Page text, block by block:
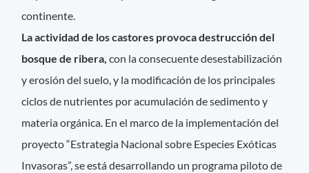
continente.
La actividad de los castores provoca destrucción del
bosque de ribera,con la consecuente desestabilización
y erosión del suelo, y la modificación de los principales
ciclos de nutrientes por acumulación de sedimento y
materia orgánica. En el marco de la implementación del
proyecto “Estrategia Nacional sobre Especies Exóticas
Invasoras”, se está desarrollando un programa piloto de